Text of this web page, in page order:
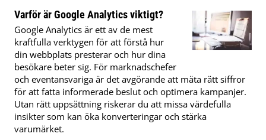
Varför är Google Analytics viktigt?
Google Analytics är ett av de mest
kraftfulla verktygen för att förstå hur
din webbplats presterar och hur dina
besökare beter sig. För marknadschefer
och eventansvariga är det avgörande att mäta rätt siffror
för att fatta informerade beslut och optimera kampanjer.
Utan rätt uppsättning riskerar du att missa värdefulla
insikter som kan öka konverteringar och stärka
varumärket.